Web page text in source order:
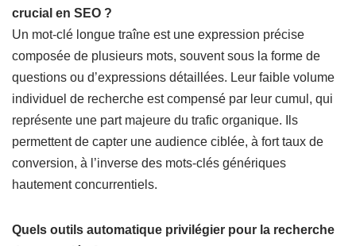
crucial en SEO ?
Un mot-clé longue traîne est une expression précise
composée de plusieurs mots, souvent sous la forme de
questions ou d’expressions détaillées. Leur faible volume
individuel de recherche est compensé par leur cumul, qui
représente une part majeure du trafic organique. Ils
permettent de capter une audience ciblée, à fort taux de
conversion, à l’inverse des mots-clés génériques
hautement concurrentiels.
Quels outils automatique privilégier pour la recherche